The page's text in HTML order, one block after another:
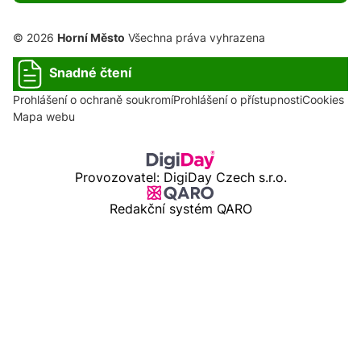
© 2026 Horní Město Všechna práva vyhrazena
Snadné čtení
Prohlášení o ochraně soukromíProhlášení o přístupnostiCookies
Mapa webu
Provozovatel: DigiDay Czech s.r.o.
Redakční systém QARO